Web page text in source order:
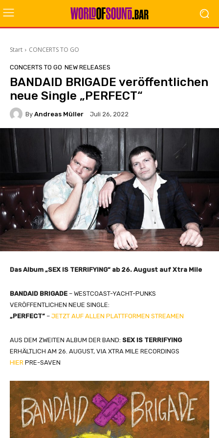
Start CONCERTS TO GO
CONCERTS TO GO NEW RELEASES
BANDAID BRIGADE veröffentlichen
neue Single „PERFECT“
By Andreas Müller Juli 26, 2022
Das Album „SEX IS TERRIFYING“ ab 26. August auf Xtra Mile
BANDAID BRIGADE – WESTCOAST-YACHT-PUNKS
VERÖFFENTLICHEN NEUE SINGLE:
„PERFECT“ – JETZT AUF ALLEN PLATTFORMEN STREAMEN
AUS DEM ZWEITEN ALBUM DER BAND: SEX IS TERRIFYING
ERHÄLTLICH AM 26. AUGUST, VIA XTRA MILE RECORDINGS
HIER PRE-SAVEN